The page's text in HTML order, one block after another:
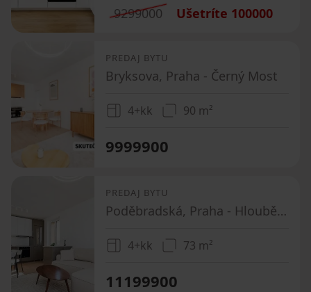
9299000 Ušetríte 100000
PREDAJ BYTU
Bryksova, Praha - Černý Most
4+kk 90 m²
9999900
PREDAJ BYTU
Poděbradská, Praha - Hloubětín
4+kk 73 m²
11199900